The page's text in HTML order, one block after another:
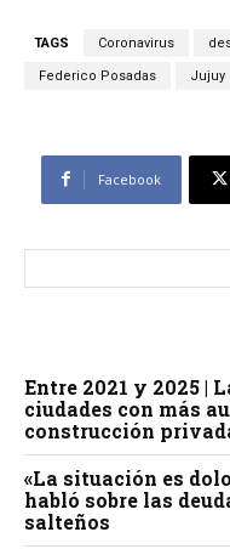
TAGS Coronavirus
Federico Posadas Jujuy
Facebook
Entre 2021 y 2025 |
ciudades con más
construcción
«La situación es
habló sobre las
salteños